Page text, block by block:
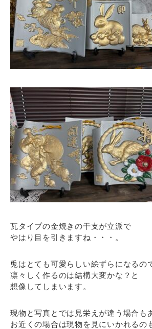
瓦タイプの金焼きの干支が立派で
やはり目を引きますね・・・。
兎はとても可愛らしい絵ずらになるの
凛々しく作るのは結構大変かな？と
想像してしまいます。
現物と写真とでは見栄えが違う場合も
お近くの場合は現物を見にいかれるの